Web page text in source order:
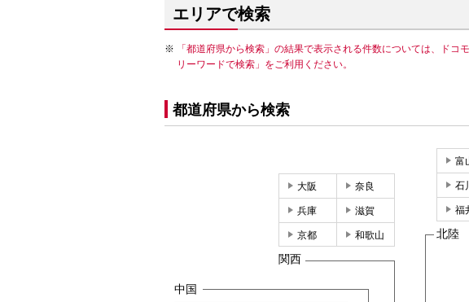
エリアで検索
「都道府県から検索」の結果で表示される件数については、ド
リーワードで検索」をご利用ください。
都道府県から検索
富
石
福
北陸
大阪 奈良
兵庫 滋賀
京都 和歌山
関西
中国